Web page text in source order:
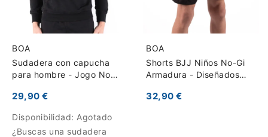
BOA
Sudadera con capucha
para hombre - Jogo No
29,90 €
Disponibilidad: Agotado
¿Buscas una sudadera
BOA
Shorts BJJ Niños No-Gi
Armadura - Diseñados
32,90 €